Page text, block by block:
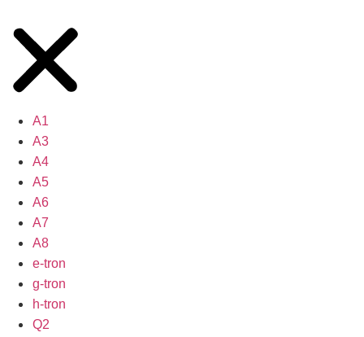
A1
A3
A4
A5
A6
A7
A8
e-tron
g-tron
h-tron
Q2